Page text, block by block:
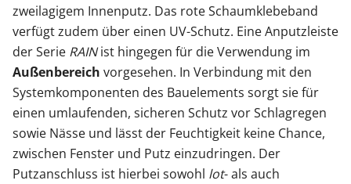
zweilagigem Innenputz. Das rote Schaumklebeband
verfügt zudem über einen UV-Schutz. Eine Anputzleiste
der Serie RAINist hingegen für die Verwendung im
Außenbereich vorgesehen. In Verbindung mit den
Systemkomponenten des Bauelements sorgt sie für
einen umlaufenden, sicheren Schutz vor Schlagregen
sowie Nässe und lässt der Feuchtigkeit keine Chance,
zwischen Fenster und Putz einzudringen. Der
Putzanschluss ist hierbei sowohl lot- als auch